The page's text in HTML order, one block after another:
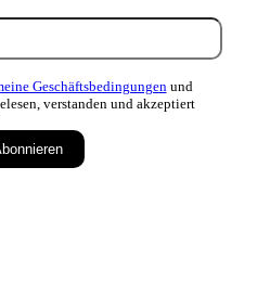
Geschäftsbedingungen und
verstanden und akzeptiert